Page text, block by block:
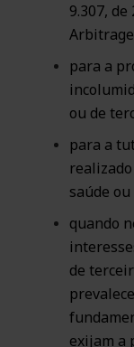
9.307,
para a
ou de
para a
saúde
quando
de
exijam a